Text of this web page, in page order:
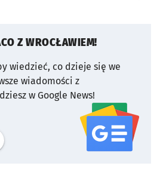
Z WROCŁAWIEM!
wiedzieć, co dzieje się we
wiadomości z
w Google News!
serwisu